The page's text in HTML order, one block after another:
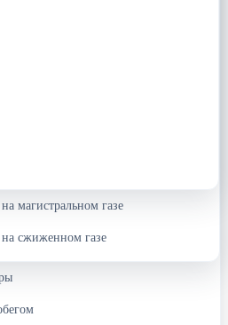
магистральном газе
на сжиженном газе